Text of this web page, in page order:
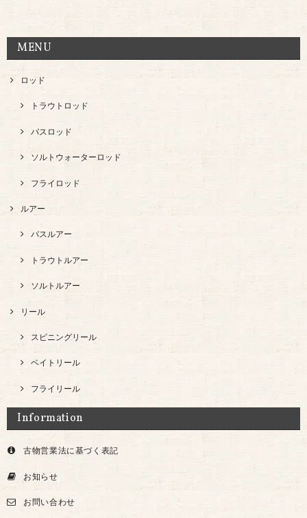
MENU
ロッド
トラウトロッド
バスロッド
ソルトウォーターロッド
フライロッド
ルアー
バスルアー
トラウトルアー
ソルトルアー
リール
スピニングリール
ベイトリール
フライリール
Information
古物営業法に基づく表記
お知らせ
お問い合わせ